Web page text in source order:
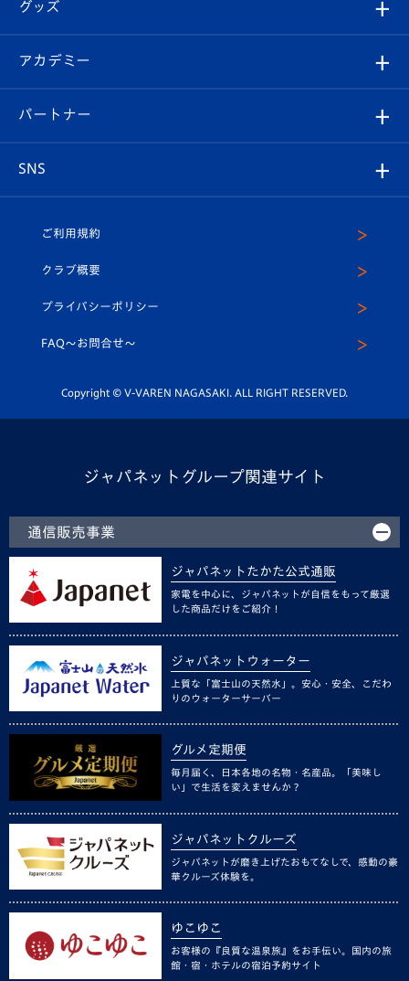
チケット
イベント
メディア
ホームタウン
スタッフプロフィール
マスコット紹介
平和祈念活動
ホームタウン活動
Revive Team
ヴィヴィくんの長崎おもてなしガイド
フォトギャラリー
スタジアムグルメ
V-LOVERS（ファンクラブ）
プレイヤーズスイート
グッズ
オンラインショップ
店舗情報
アカデミー
育成からのお知らせ
U-18
スクール
パートナー
SNS
ヴィヴィくんインスタグラム
公式LINE＠
ご利用規約
クラブ概要
プライバシーポリシー
FAQ〜お問合せ〜
Copyright © V-VAREN NAGASAKI. ALL RIGHT RESERVED.
ジャパネットグループ関連サイト
通信販売事業
ジャパネットたかた公式通販
家電を中心に、ジャパネットが自信をもって厳選
した商品だけをご紹介！
ジャパネットウォーター
上質な「富士山の天然水」。安心・安全、こだわ
りのウォーターサーバー
グルメ定期便
毎月届く、日本各地の名物・名産品。「美味し
い」で生活を変えませんか？
ジャパネットクルーズ
ジャパネットが磨き上げたおもてなしで、感動の豪
華クルーズ体験を。
ゆこゆこ
お客様の『良質な温泉旅』をお手伝い。国内の旅
館・宿・ホテルの宿泊予約サイト